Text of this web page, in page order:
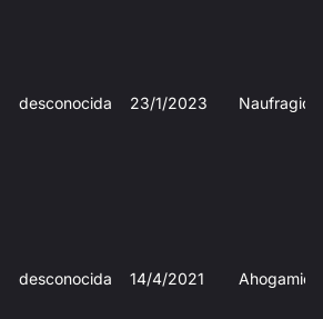
desconocida 23/1/2023 Naufragio
desconocida 14/4/2021